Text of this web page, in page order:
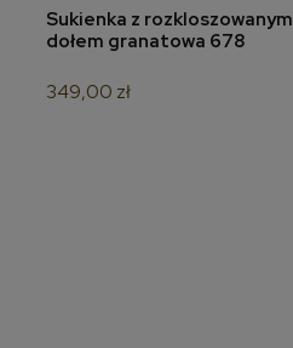
dodaj do koszyka
Sukienka z rozkloszowanym
dołem granatowa 678
349,00 zł